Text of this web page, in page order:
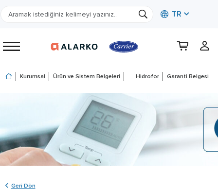
TR
Kurumsal Ürün ve Sistem Belgeleri Hidrofor Garanti Belgesi
Geri Dön